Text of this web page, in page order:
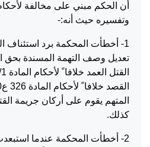
أن الحكم مبني على مخالفة
وتفسيره حيث أنه:-
1- أخطأت المحكمة برد استئناف
تعديل وصف التهمة المسندة
المتهم يقوم على أركان جريمة
كذلك.
2- أخطأت المحكمة عندما